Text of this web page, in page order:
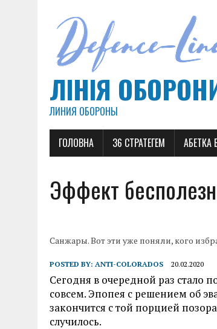
ЛІНІЯ
ЛИНИЯ ОБОРОНЫ
ГОЛОВНА 36 СТРАТЕГЕМ АБЕТКА
Эффект
Санжары. Вот эти уже поняли, кого
POSTED BY: ANTI-COLORADOS 20.02.2020
Сегодня в очередной раз стало
совсем. Эпопея с решением об
закончится с той порцией
случилось.